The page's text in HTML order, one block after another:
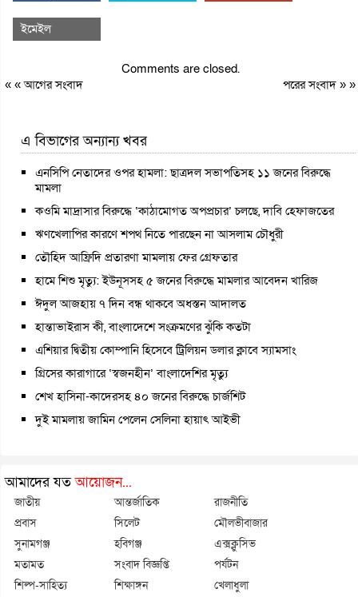
ইমেইল
Comments are closed.
« «আগের সংবাদ পরের সংবাদ» »
এ বিভাগের অন্যান্য খবর
এনসিপি নেতাদের ওপর হামলা: ছাত্রদল সভাপতিসহ ১১ জনের বিরুদ্ধে
মামলা
কওমি মাদ্রাসার বিরুদ্ধে ‘কাঠামোগত অপপ্রচার’ চলছে, দাবি হেফাজতের
ঋণখেলাপির কারণে শপথ নিতে পারছেন না আসলাম চৌধুরী
তৌহিদ আফ্রিদি প্রতারণা মামলায় ফের গ্রেফতার
হামে শিশু মৃত্যু: ইউনূসসহ ৫ জনের বিরুদ্ধে মামলার আবেদন খারিজ
ঈদুল আজহায় ৭ দিন বন্ধ থাকবে অধস্তন আদালত
হান্তাভাইরাস কী, বাংলাদেশে সংক্রমণের ঝুঁকি কতটা
এশিয়ার দ্বিতীয় কোম্পানি হিসেবে ট্রিলিয়ন ডলার ক্লাবে স্যামসাং
গ্রিসের কারাগারে ‘স্বজনহীন’ বাংলাদেশির মৃত্যু
শেখ হাসিনা-কাদেরসহ ৪০ জনের বিরুদ্ধে চার্জশিট
দুই মামলায় জামিন পেলেন সেলিনা হায়াৎ আইভী
আমাদের যতআয়োজন...
জাতীয় আন্তর্জাতিক
রাজনীতি
প্রবাস
সিলেট
মৌলভীবাজার
সুনামগঞ্জ
হবিগঞ্জ
এক্সক্লুসিভ
মতামত
সংবাদ বিজ্ঞপ্তি
পর্যটন
শিল্প-সাহিত্য
শিক্ষাঙ্গন খেলাধুলা